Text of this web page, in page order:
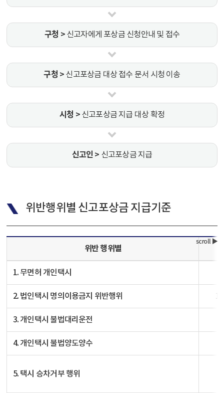
구청 > 신고자에게 포상금 신청안내 및 접수
구청 > 신고포상금 대상 접수 문서 시청 이송
시청 > 신고포상금 지급 대상 확정
신고인 > 신고포상금 지급
위반행위별 신고포상금 지급기준
위반 행위별
1. 무면허 개인택시
2. 법인택시 명의이용금지 위반행위
3. 개인택시 불법대리운전
4. 개인택시 불법양도양수
5. 택시 승차거부 행위